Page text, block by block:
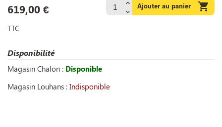
619,00 € Ajouter au panier 
TTC
Disponibilité
Magasin Chalon : Disponible
Magasin Louhans : Indisponible